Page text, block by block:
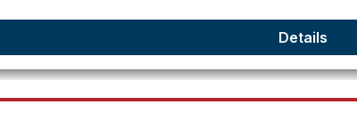
Details